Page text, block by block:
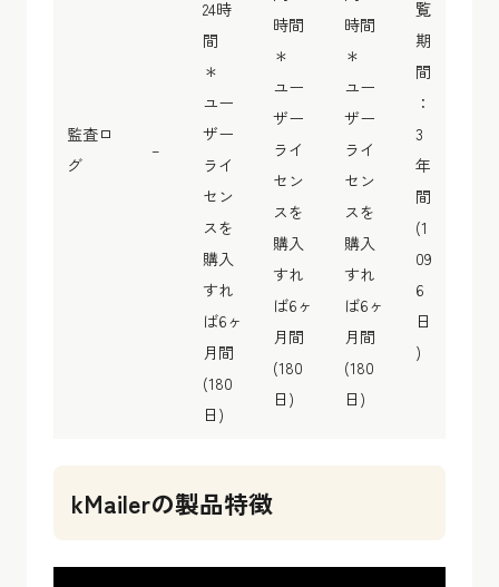
監査ロ
グ
–
24時
間
＊
ユー
ザー
ライ
セン
スを
購入
すれ
ば6ヶ
月間
(180
日)
時間
＊
ユー
ザー
ライ
セン
スを
購入
すれ
ば6ヶ
月間
(180
日)
時間
＊
ユー
ザー
ライ
セン
スを
購入
すれ
ば6ヶ
月間
(180
日)
覧
期
間
：
3
年
間
(1
09
6
日
)
kMailerの製品特徴